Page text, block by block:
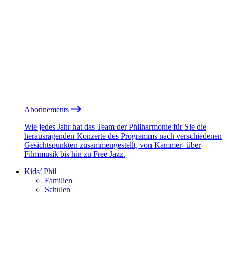
Abonnements
Wie jedes Jahr hat das Team der Philharmonie für Sie die
herausragenden Konzerte des Programms nach verschiedenen
Gesichtspunkten zusammengestellt, von Kammer- über
Filmmusik bis hin zu Free Jazz.
Kids’ Phil
Familien
Schulen